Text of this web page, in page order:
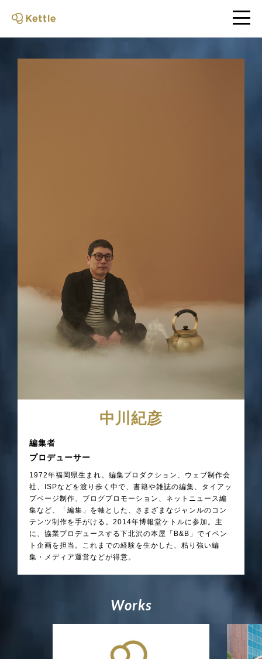
中川紀彦
編集者
プロデューサー
1972年福岡県生まれ。編集プロダクション、ウェブ制作会
社、ISPなどを渡り歩く中で、書籍や雑誌の編集、タイアッ
プページ制作、ブログプロモーション、ネットニュース編
集など、「編集」を軸とした、さまざまなジャンルのコン
テンツ制作を手がける。2014年博報堂ケトルに参加。主
に、協業プロデュースする下北沢の本屋「B&B」でイベン
ト企画を担当。これまでの経験を生かした、粘り強い編
集・メディア運営などが得意。
Works